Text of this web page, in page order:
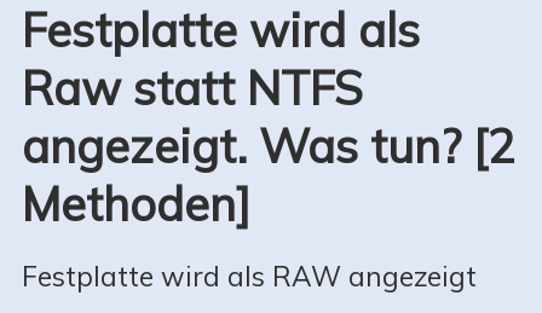
Festplatte wird als
Raw statt NTFS
angezeigt. Was tun? [2
Methoden]
Festplatte wird als RAW angezeigt